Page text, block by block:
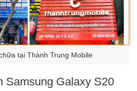
tại Thành Trung Mobile
Samsung Galaxy S20